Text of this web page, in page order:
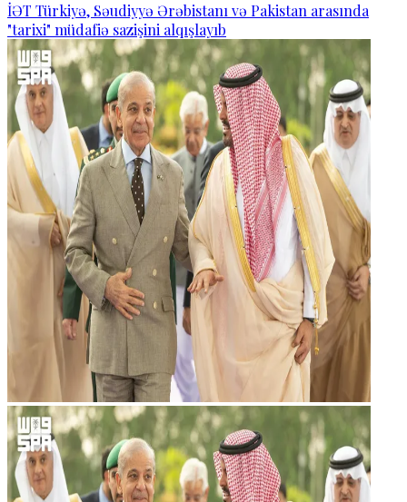
İƏT Türkiyə, Səudiyyə Ərəbistanı və Pakistan arasında
"tarixi" müdafiə sazişini alqışlayıb